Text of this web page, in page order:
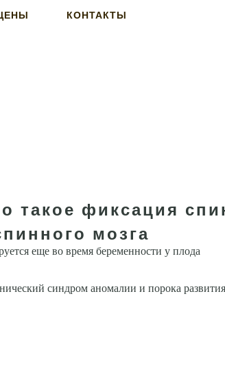
КОНТАКТЫ
фиксация
мозга
еще во время беременности у плода
синдром аномалии и порока